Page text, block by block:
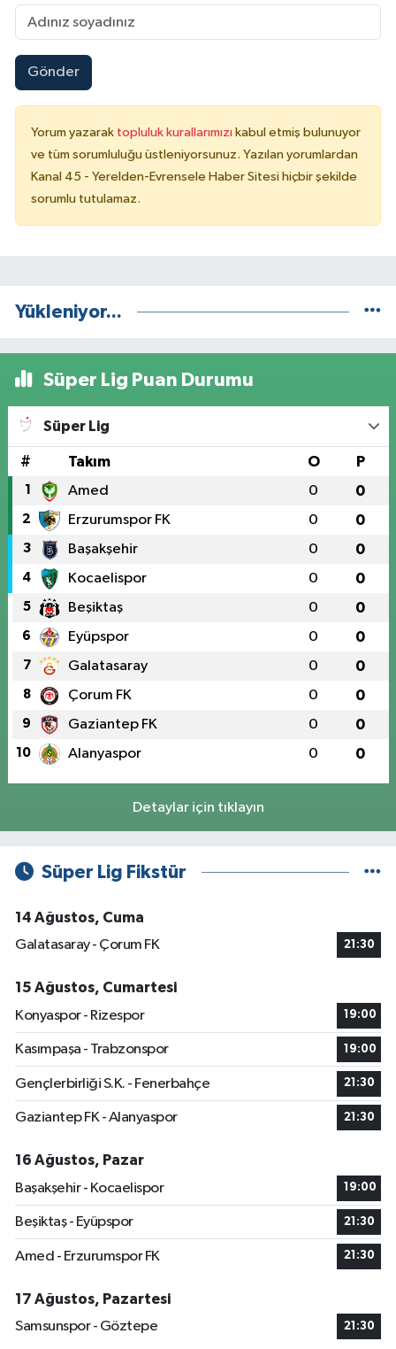
Gönder
Yorum yazarak topluluk kurallarımızı kabul etmiş bulunuyor
ve tüm sorumluluğu üstleniyorsunuz. Yazılan yorumlardan
Kanal 45 - Yerelden-Evrensele Haber Sitesi hiçbir şekilde
sorumlu tutulamaz.
Yükleniyor...
Süper Lig Puan Durumu
Süper Lig
# Takım O P
1 Amed 0 0
2 Erzurumspor FK 0 0
3 Başakşehir 0 0
4 Kocaelispor 0 0
5 Beşiktaş 0 0
6 Eyüpspor 0 0
7 Galatasaray 0 0
8 Çorum FK 0 0
9 Gaziantep FK 0 0
10 Alanyaspor 0 0
Detaylar için tıklayın
Süper Lig Fikstür
14 Ağustos, Cuma
Galatasaray - Çorum FK
21:30
15 Ağustos, Cumartesi
Konyaspor - Rizespor
19:00
Kasımpaşa - Trabzonspor 19:00
Gençlerbirliği S.K. - Fenerbahçe 21:30
Gaziantep FK - Alanyaspor 21:30
16 Ağustos, Pazar
Başakşehir - Kocaelispor
19:00
Beşiktaş - Eyüpspor 21:30
Amed - Erzurumspor FK 21:30
17 Ağustos, Pazartesi
Samsunspor - Göztepe
21:30